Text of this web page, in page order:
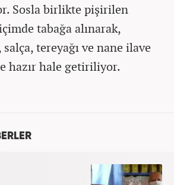
Sosla birlikte pişirilen
tabağa alınarak,
tereyağı ve nane ilave
hazır hale getiriliyor.